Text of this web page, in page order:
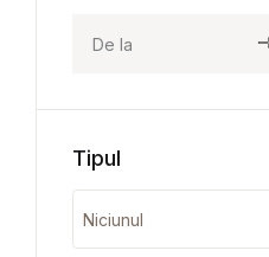
Tipul